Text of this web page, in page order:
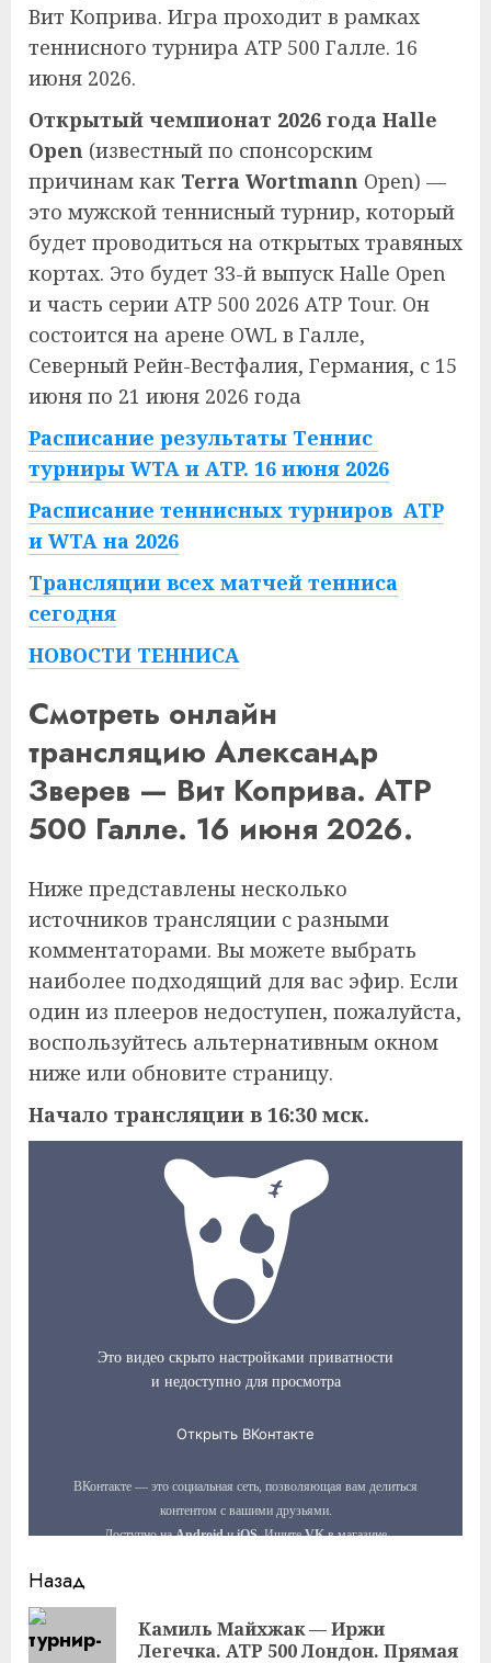
Вит Коприва. Игра проходит в рамках
теннисного турнира ATP 500 Галле. 16
июня 2026.
Открытый чемпионат 2026 года Halle
Open (известный по спонсорским
причинам как Terra Wortmann Open) —
это мужской теннисный турнир, который
будет проводиться на открытых травяных
кортах. Это будет 33-й выпуск Halle Open
и часть серии ATP 500 2026 ATP Tour. Он
состоится на арене OWL в Галле,
Северный Рейн-Вестфалия, Германия, с 15
июня по 21 июня 2026 года
Расписание результаты Теннис
турниры WTA и ATP. 16 июня 2026
Расписание теннисных турниров ATP
и WTA на 2026
Трансляции всех матчей тенниса
сегодня
НОВОСТИ ТЕННИСА
Смотреть онлайн
трансляцию Александр
Зверев — Вит Коприва. ATP
500 Галле. 16 июня 2026.
Ниже представлены несколько
источников трансляции с разными
комментаторами. Вы можете выбрать
наиболее подходящий для вас эфир. Если
один из плееров недоступен, пожалуйста,
воспользуйтесь альтернативным окном
ниже или обновите страницу.
Начало трансляции в 16:30 мск.
Продолжить
чтение
Назад
Камиль Майхжак — Иржи
Легечка. ATP 500 Лондон. Прямая